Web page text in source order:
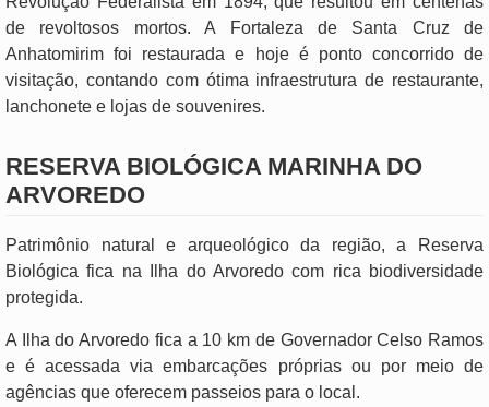
de revoltosos mortos. A Fortaleza de Santa Cruz de
Anhatomirim foi restaurada e hoje é ponto concorrido de
visitação, contando com ótima infraestrutura de restaurante,
lanchonete e lojas de souvenires.
RESERVA BIOLÓGICA MARINHA DO
ARVOREDO
Patrimônio natural e arqueológico da região, a Reserva
Biológica fica na Ilha do Arvoredo com rica biodiversidade
protegida.
A Ilha do Arvoredo fica a 10 km de Governador Celso Ramos
e é acessada via embarcações próprias ou por meio de
agências que oferecem passeios para o local.